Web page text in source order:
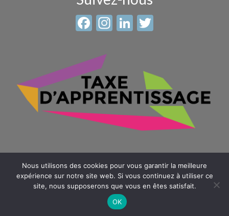
Facebook
Instagram
LinkedIn
© 2026 Sainte Anne - Saint Louis -Mentions légales-Plan du
site
Nous utilisons des cookies pour vous garantir la meilleure
expérience sur notre site web. Si vous continuez à utiliser ce
site, nous supposerons que vous en êtes satisfait.
OK